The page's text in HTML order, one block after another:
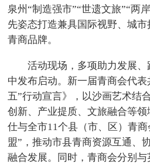
泉州“制造强市”“世遗文旅”“两
先姿态打造兼具国际视野、城
青商品牌。
活动现场，多项助力发展
中发布启动。新一届青商会代
五”行动宣言》，以沙画艺术结
创新、产业提质、文旅融合等
仕与全市11个县（市、区）青
盟”，推动市县青商资源互通、
融合发展。同时，青商会分别